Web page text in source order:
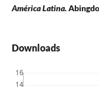
América Latina.
Downloads